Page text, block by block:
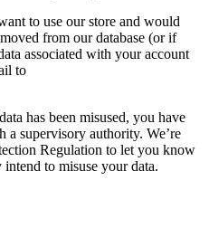
to use our store and would
from our database (or if
associated with your account
to
has been misused, you have
supervisory authority. We’re
Regulation to let you know
to misuse your data.